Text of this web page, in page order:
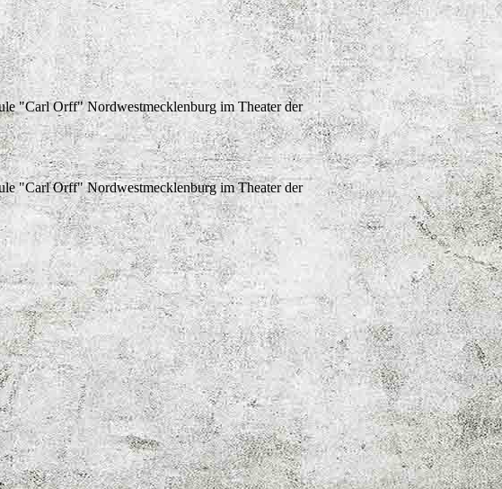
"Carl Orff" Nordwestmecklenburg im Theater der
"Carl Orff" Nordwestmecklenburg im Theater der